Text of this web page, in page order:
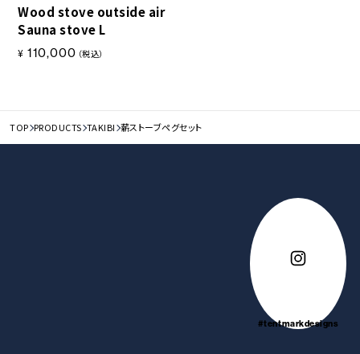
Wood stove outside air
Sauna stove L
¥ 110,000 （税込）
TOP PRODUCTS TAKIBI 薪ストーブペグセット
#tentmarkdesigns